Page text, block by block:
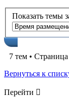
Показать темы
7 тем • Страница
Вернуться к
Перейти